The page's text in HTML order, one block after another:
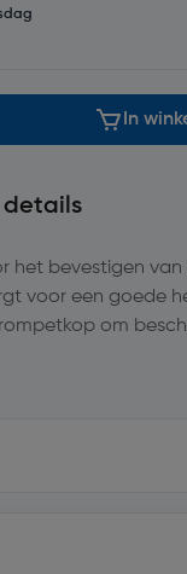
In
details
het bevestigen
voor een goede
om